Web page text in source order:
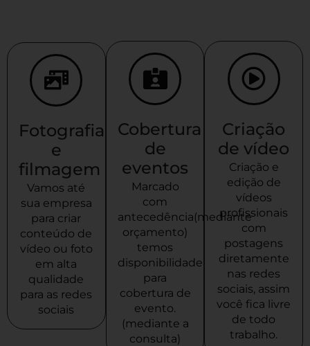
Fotografia
e
filmagem
Vamos até
sua empresa
para criar
conteúdo de
vídeo ou foto
em alta
qualidade
para as redes
sociais
Cobertura
de
eventos
Marcado
com
antecedência(mediante
orçamento)
temos
disponibilidade
para
cobertura de
evento.
(mediante a
consulta)
Criação
de vídeo
Criação e
edição de
vídeos
profissionais
com
postagens
diretamente
nas redes
sociais, assim
você fica livre
de todo
trabalho.